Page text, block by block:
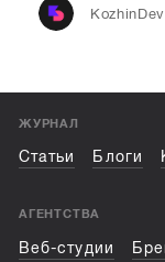
KozhinDev
ЖУРНАЛ
Статьи Блоги
АГЕНТСТВА
Веб-студии